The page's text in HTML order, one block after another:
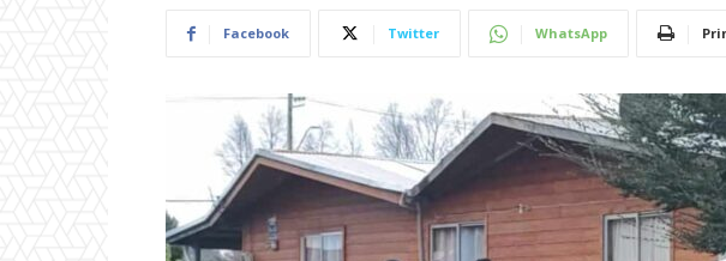
Facebook Twitter WhatsApp